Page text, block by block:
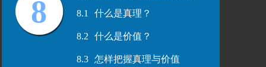
8
8.1
什么是真理？
8.2 什么是价值？
8.3
怎样把握真理与价值